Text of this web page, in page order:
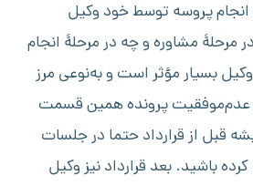
پروسه توسط خود وکیل
مشاوره و چه در مرحلۀ انجام
بسیار مؤثر است و به‌نوعی مرز
پرونده همین قسمت
قبل از قرارداد حتما در جلسات
باشید. بعد قرارداد نیز وکیل